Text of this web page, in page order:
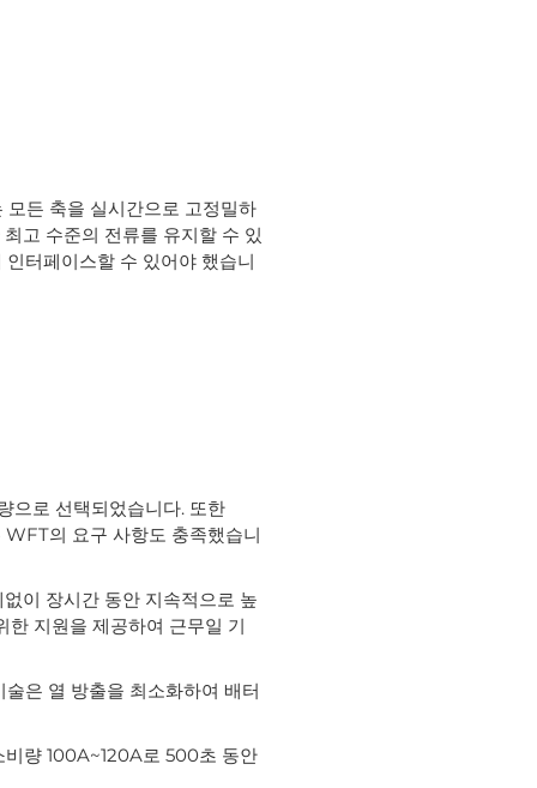
든 축을 실시간으로 고정밀하
고 수준의 전류를 유지할 수 있
터페이스할 수 있어야 했습니
으로 선택되었습니다. 또한
의 요구 사항도 충족했습니
이 장시간 동안 지속적으로 높
지원을 제공하여 근무일 기
은 열 방출을 최소화하여 배터
비량 100A~120A로 500초 동안